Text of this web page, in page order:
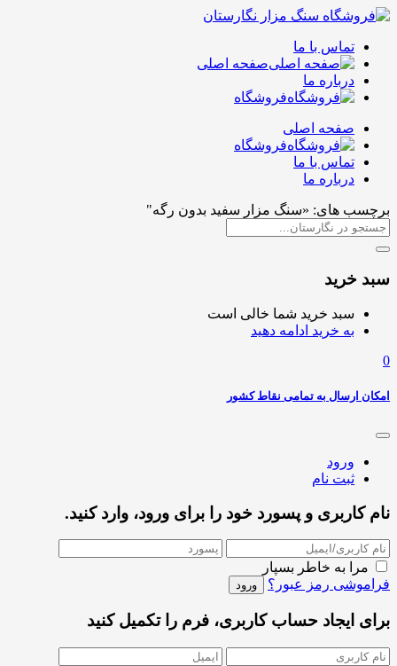
تماس با ما
صفحه اصلی
درباره ما
فروشگاه
صفحه اصلی
فروشگاه
تماس با ما
درباره ما
برچسب های: «سنگ مزار سفید بدون رگه"
سبد خرید
سبد خرید شما خالی است
به خرید ادامه دهید
0
امکان ارسال به تمامی نقاط کشور
ورود
ثبت نام
نام کاربری و پسورد خود را برای ورود، وارد کنید.
مرا به خاطر بسپار
فراموشی رمز عبور؟
برای ایجاد حساب کاربری، فرم را تکمیل کنید